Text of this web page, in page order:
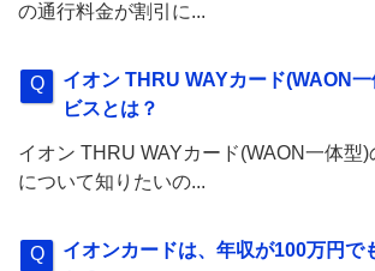
の通行料金が割引に...
イオン THRU WAYカード(WAON
ビスとは？
イオン THRU WAYカード(WAON一体型)
について知りたいの...
イオンカードは、年収が100万円で